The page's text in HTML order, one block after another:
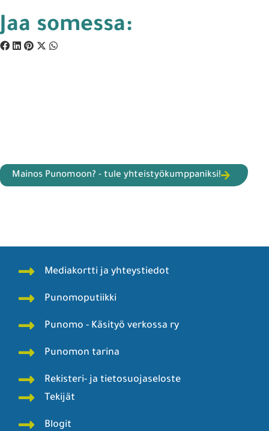
Jaa somessa:
Mainos Punomoon? - tule yhteistyökumppaniksi!
Mediakortti ja yhteystiedot
Punomoputiikki
Punomo - Käsityö verkossa ry
Punomon tarina
Rekisteri- ja tietosuojaseloste
Tekijät
Blogit